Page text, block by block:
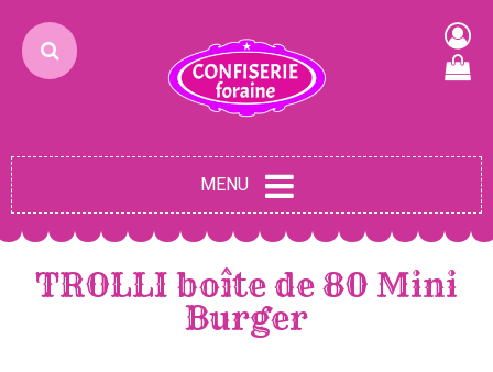
MENU
TROLLI boîte de 80 Mini
Burger